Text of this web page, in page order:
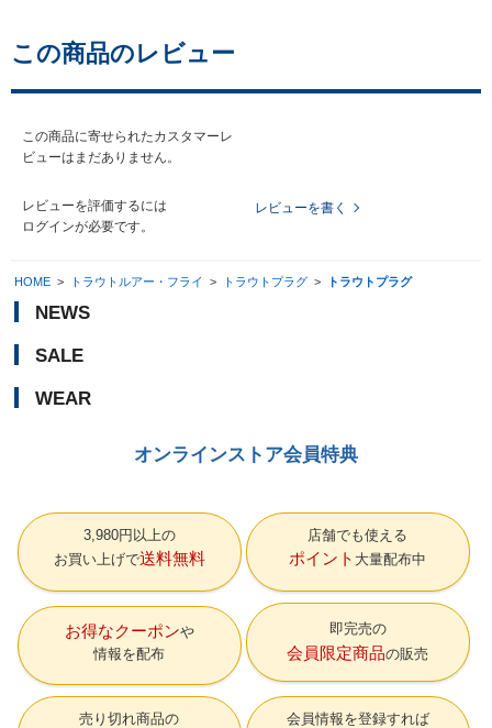
この商品のレビュー
この商品に寄せられたカスタマーレ
ビューはまだありません。
レビューを評価するには
ログインが必要です。
レビューを書く
HOME > トラウトルアー・フライ > トラウトプラグ > トラウトプラグ
NEWS
SALE
WEAR
オンラインストア会員特典
3,980円以上の
お買い上げで送料無料
店舗でも使える
ポイント 大量配布中
お得なクーポン
情報を配布
即完売の
会員限定商品の販売
売り切れ商品の 会員情報を登録すれば